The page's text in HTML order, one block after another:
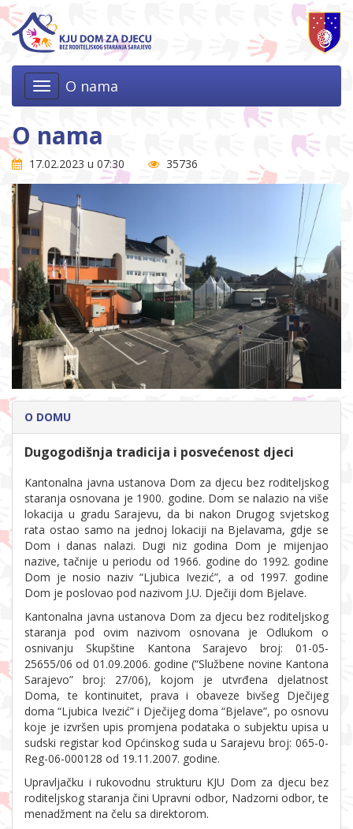
Toggle
navigation
O nama
O nama
17.02.2023 u 07:30 35736
O DOMU
Dugogodišnja tradicija i posvećenost djeci
Kantonalna javna ustanova Dom za djecu bez roditeljskog
staranja osnovana je 1900. godine. Dom se nalazio na više
lokacija u gradu Sarajevu, da bi nakon Drugog svjetskog
rata ostao samo na jednoj lokaciji na Bjelavama, gdje se
Dom i danas nalazi. Dugi niz godina Dom je mijenjao
nazive, tačnije u periodu od 1966. godine do 1992. godine
Dom je nosio naziv “Ljubica Ivezić”, a od 1997. godine
Dom je poslovao pod nazivom J.U. Dječiji dom Bjelave.
Kantonalna javna ustanova Dom za djecu bez roditeljskog
staranja pod ovim nazivom osnovana je Odlukom o
osnivanju Skupštine Kantona Sarajevo broj: 01-05-
25655/06 od 01.09.2006. godine (“Službene novine Kantona
Sarajevo” broj: 27/06), kojom je utvrđena djelatnost
Doma, te kontinuitet, prava i obaveze bivšeg Dječijeg
doma “Ljubica Ivezić” i Dječijeg doma “Bjelave”, po osnovu
koje je izvršen upis promjena podataka o subjektu upisa u
sudski registar kod Općinskog suda u Sarajevu broj: 065-0-
Reg-06-000128 od 19.11.2007. godine.
Upravljačku i rukovodnu strukturu KJU Dom za djecu bez
roditeljskog staranja čini Upravni odbor, Nadzorni odbor, te
menadžment na čelu sa direktorom.